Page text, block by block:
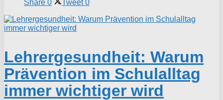
Share 0 Tweet 0
Lehrergesundheit: Warum
Prävention im Schulalltag
immer wichtiger wird